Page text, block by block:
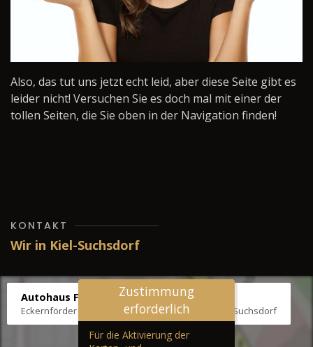
Also, das tut uns jetzt echt leid, aber diese Seite gibt es
leider nicht! Versuchen Sie es doch mal mit einer der
tollen Seiten, die Sie oben in der Navigation finden!
KONTAKT
Wir in Kiel-Suchsdorf
Autohaus Fräter
Eckernförder Str. /Klausbrooker Weg 1, 24107 Kiel-Suchsdorf
Zustimmung
erforderlich
Für die Aktivierung der